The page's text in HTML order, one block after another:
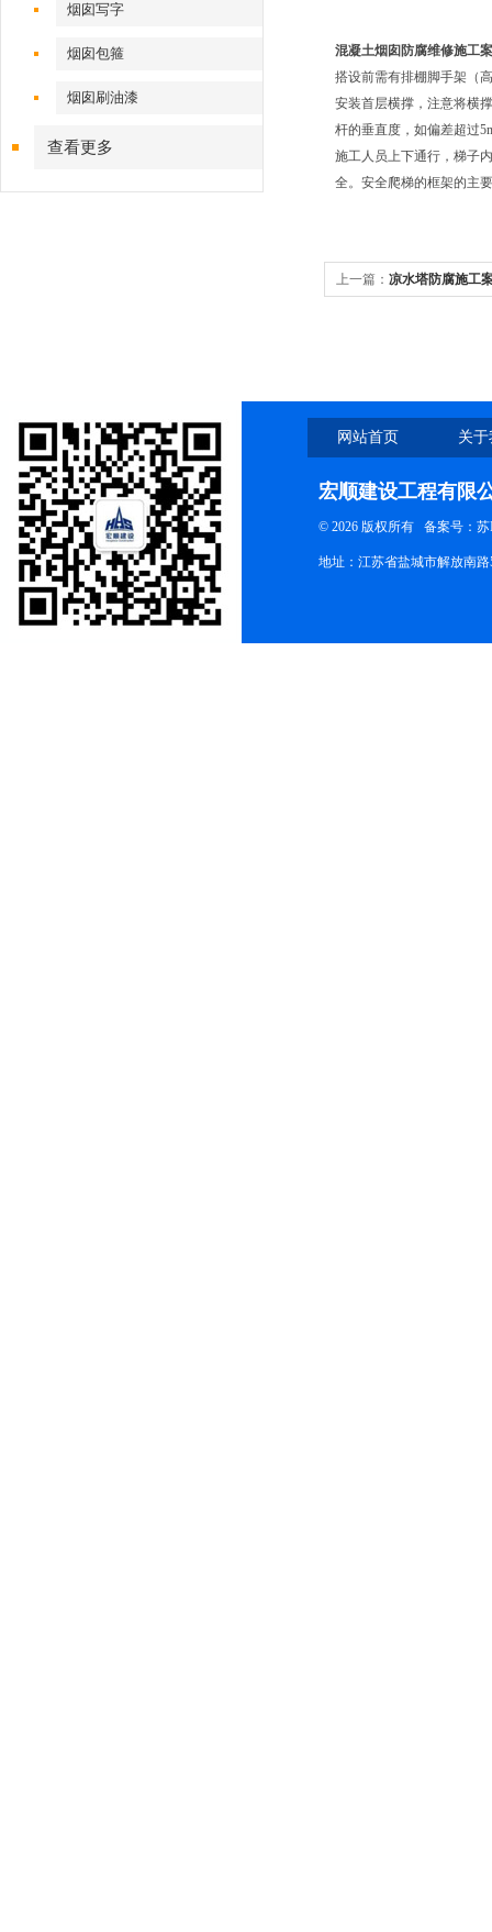
烟囱写字
烟囱包箍
烟囱刷油漆
查看更多
混凝土烟囱防腐维修施工
搭设前需有排棚脚手架（
安装首层横撑，注意将横
杆的垂直度，如偏差超过
施工人员上下通行，梯子
全。安全爬梯的框架的主
上一篇： 凉水塔防腐施工
网站首页 关
宏顺建设工程有限
© 2026 版权所有 备案号：苏
地址：江苏省盐城市解放南